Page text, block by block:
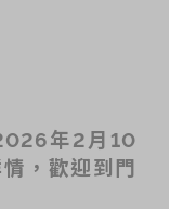
年2月10
，歡迎到門